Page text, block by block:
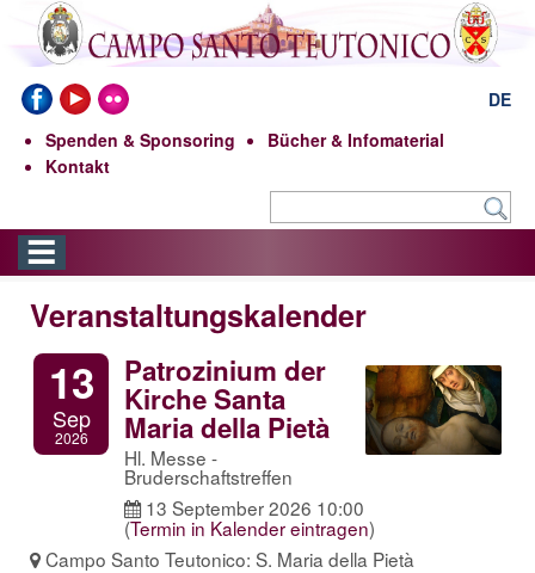
DE
Spenden & Sponsoring
Bücher & Infomaterial
Kontakt
Veranstaltungskalender
13
Sep
2026
Patrozinium der
Kirche Santa
Maria della Pietà
Hl. Messe -
Bruderschaftstreffen
13 September 2026 10:00
(Termin in Kalender eintragen)
Campo Santo Teutonico: S. Maria della Pietà